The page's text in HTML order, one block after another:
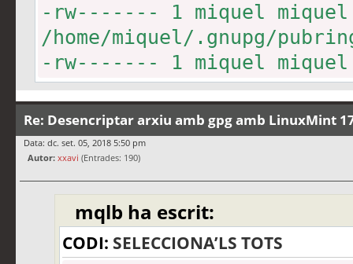
-rw------- 1 miquel
/home/miquel/.gnupg/
-rw------- 1 miquel
/home/miquel/.gnupg/
-rw------- 1 miquel
/home/miquel/.gnupg/
Re: Desencriptar arxiu amb gpg amb LinuxMint
Data: dc. set. 05, 2018 5:50 pm
Autor: xxavi (Entrades: 190)
mqlb ha escrit:
CODI: SELECCIONA’LS TOTS